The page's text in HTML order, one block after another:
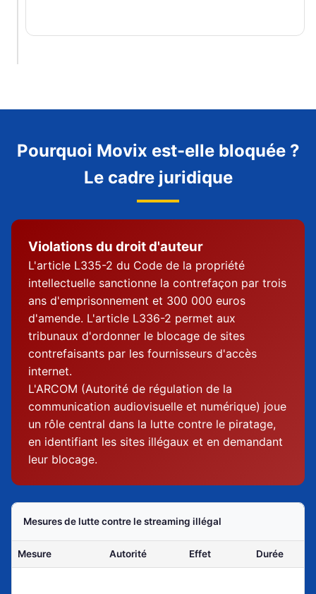
Pourquoi Movix est-elle bloquée ?
Le cadre juridique
Violations du droit d'auteur
L'article L335-2 du Code de la propriété
intellectuelle sanctionne la contrefaçon par trois
ans d'emprisonnement et 300 000 euros
d'amende. L'article L336-2 permet aux
tribunaux d'ordonner le blocage de sites
contrefaisants par les fournisseurs d'accès
internet.
L'ARCOM (Autorité de régulation de la
communication audiovisuelle et numérique) joue
un rôle central dans la lutte contre le piratage,
en identifiant les sites illégaux et en demandant
leur blocage.
Mesures de lutte contre le streaming illégal
Mesure Autorité Effet Durée